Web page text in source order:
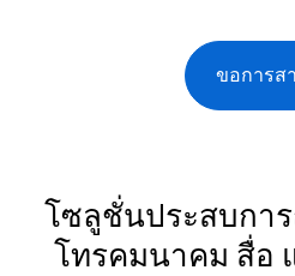
ขอการส
โซลูชั่นประสบกา
โทรคมนาคม สื่อ